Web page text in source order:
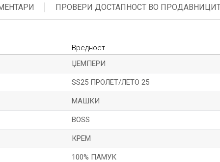
ПРОВЕРИ ДОСТАПНОСТ ВО
Вредност
ЏЕМПЕРИ
SS25 ПРОЛЕТ/ЛЕТО 25
МАШКИ
BOSS
КРЕМ
100% ПАМУК